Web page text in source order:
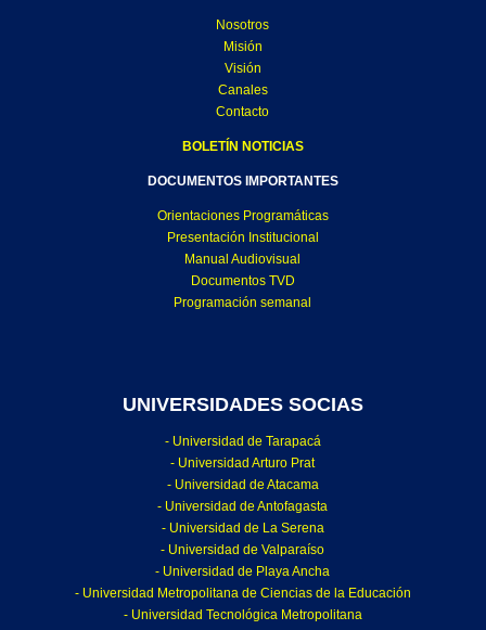
Nosotros
Misión
Visión
Canales
Contacto
BOLETÍN NOTICIAS
DOCUMENTOS IMPORTANTES
Orientaciones Programáticas
Presentación Institucional
Manual Audiovisual
Documentos TVD
Programación semanal
UNIVERSIDADES SOCIAS
- Universidad de Tarapacá
- Universidad Arturo Prat
- Universidad de Atacama
- Universidad de Antofagasta
- Universidad de La Serena
- Universidad de Valparaíso
- Universidad de Playa Ancha
- Universidad Metropolitana de Ciencias de la Educación
- Universidad Tecnológica Metropolitana